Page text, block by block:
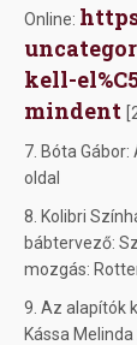
Online:
kell-
mindent
7. Bóta Gábor:
oldal
8. Kolibri
bábtervező:
mozgás:
9. Az alapítók
Kássa